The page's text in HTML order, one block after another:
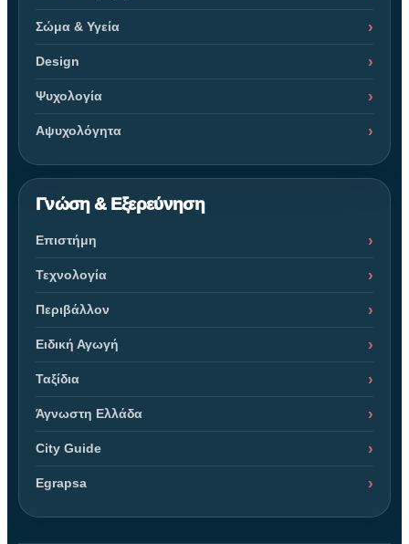
Σώμα & Υγεία
Design
Ψυχολογία
Αψυχολόγητα
Γνώση & Εξερεύνηση
Επιστήμη
Τεχνολογία
Περιβάλλον
Ειδική Αγωγή
Ταξίδια
Άγνωστη Ελλάδα
City Guide
Egrapsa